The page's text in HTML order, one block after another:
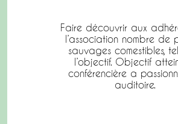
Faire découvrir aux
l’association nombre de
sauvages comestibles,
l’objectif. Objectif
conférencière a
auditoire.